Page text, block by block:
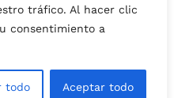
tráfico. Al hacer clic
consentimiento a
todo Aceptar todo
privacidad
propiedad de Floristeria
reservados|